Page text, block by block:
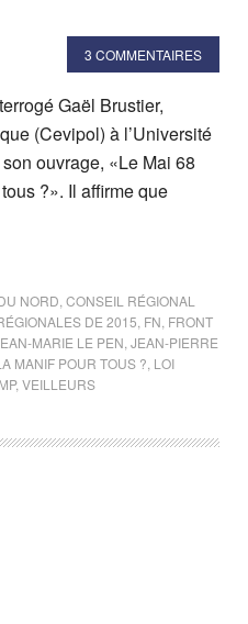
3 COMMENTAIRES
Gaël Brustier,
(Cevipol) à l’Université
ouvrage, «Le Mai 68
?». Il affirme que
NORD CONSEIL RÉGIONAL
DE 2015 FN FRONT
MARIE LE PEN JEAN-PIERRE
MANIF POUR TOUS ? LOI
, VEILLEURS